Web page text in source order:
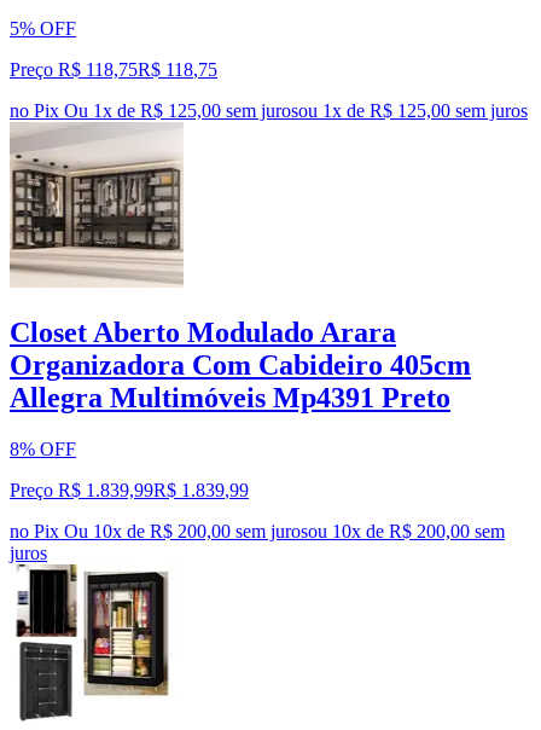
5% OFF
Preço R$ 118,75R$ 118,75
no Pix Ou 1x de R$ 125,00 sem jurosou 1x de R$ 125,00 sem juros
Closet Aberto Modulado Arara
Organizadora Com Cabideiro 405cm
Allegra Multimóveis Mp4391 Preto
8% OFF
Preço R$ 1.839,99R$ 1.839,99
no Pix Ou 10x de R$ 200,00 sem jurosou 10x de R$ 200,00 sem
juros